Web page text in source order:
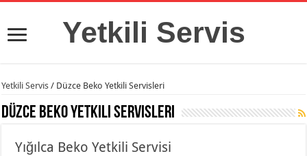
Yetkili Servis
Yetkili Servis / Düzce Beko Yetkili Servisleri
Düzce Beko Yetkili Servisleri
Yığılca Beko Yetkili Servisi